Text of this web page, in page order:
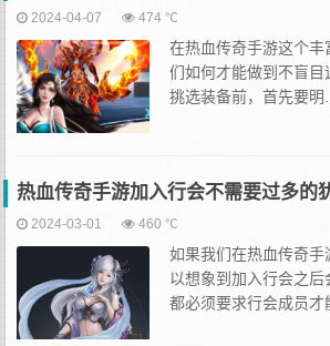
2024-04-07 474 ℃
在热血传奇手游这个
们如何才能做到不盲目
挑选装备前，首先要明...
热血传奇手游加入行会不需要过多的
2024-03-01 460 ℃
如果我们在热血传奇
以想象到加入行会之
都必须要求行会成员才